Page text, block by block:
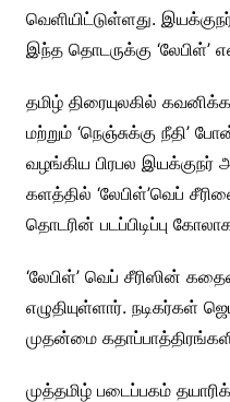
வெளியிட்டுள்ளது.
இந்த தொடருக்கு ‘லேபிள்’
தமிழ் திரையுலகில்
மற்றும் ‘நெஞ்சுக்கு நீதி’
வழங்கிய பிரபல இயக்குநர்
களத்தில் ‘லேபிள்’வெப்
தொடரின் படப்பிடிப்பு
‘லேபிள்’ வெப் சீரிஸின்
எழுதியுள்ளார். நடிகர்கள்
முதன்மை
முத்தமிழ் படைப்பகம்